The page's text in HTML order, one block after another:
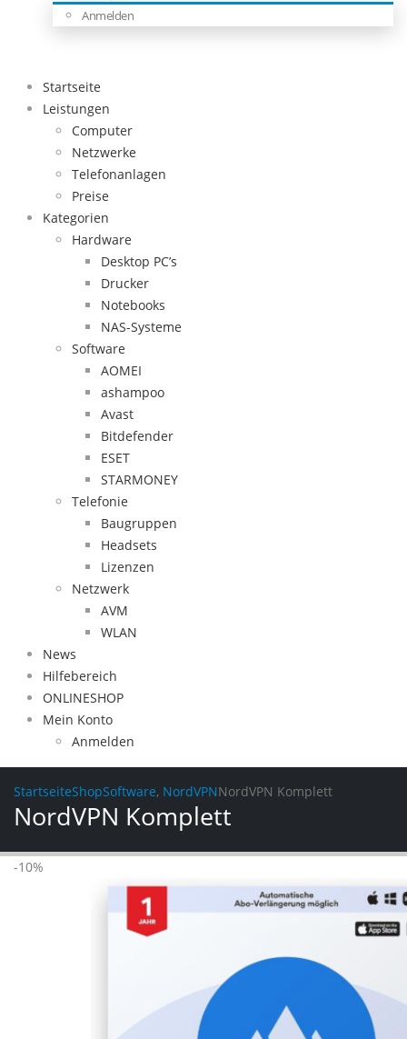
Anmelden
Startseite
Leistungen
Computer
Netzwerke
Telefonanlagen
Preise
Kategorien
Hardware
Desktop PC’s
Drucker
Notebooks
NAS-Systeme
Software
AOMEI
ashampoo
Avast
Bitdefender
ESET
STARMONEY
Telefonie
Baugruppen
Headsets
Lizenzen
Netzwerk
AVM
WLAN
News
Hilfebereich
ONLINESHOP
Mein Konto
Anmelden
StartseiteShopSoftware, NordVPNNordVPN Komplett
NordVPN Komplett
-10%